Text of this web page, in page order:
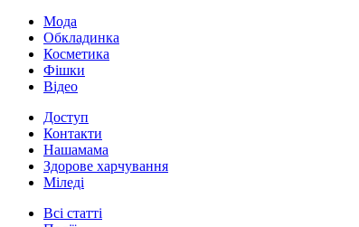
Мода
Обкладинка
Косметика
Фішки
Відео
Доступ
Контакти
Нашамама
Здорове харчування
Міледі
Всі статті